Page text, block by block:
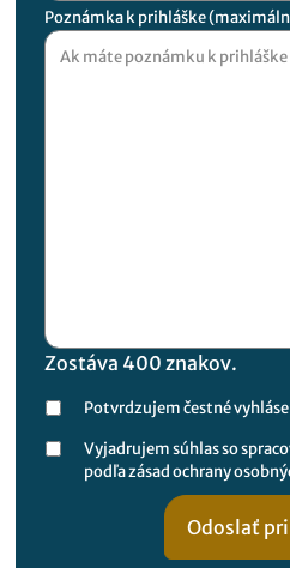
Poznámka k prihláške
Zostáva 400 znakov.
Potvrdzujem čestné
Vyjadrujem súhlas so
podľa zásad ochrany